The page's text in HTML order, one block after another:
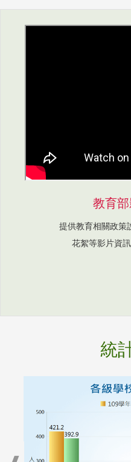
教育
提供教育相關政策
花絮等影片資
統